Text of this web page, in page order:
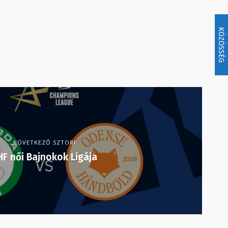
KÖZÖSSÉG
KÖVETKEZŐ SZTORI
női Bajnokok Ligája